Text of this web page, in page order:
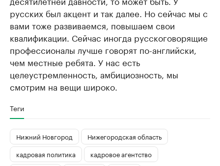
русских был акцент и так далее. Но сейчас мы с
вами тоже развиваемся, повышаем свои
квалификации. Сейчас иногда русскоговорящие
профессионалы лучше говорят по-английски,
чем местные ребята. У нас есть
целеустремленность, амбициозность, мы
смотрим на вещи широко.
Теги
Нижний Новгород
Нижегородская область
кадровая политика
кадровое агентство